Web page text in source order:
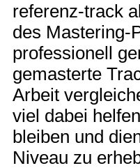
referenz-track
des Mastering-
professionell
gemasterte
Arbeit
viel dabei
bleiben und
Niveau zu